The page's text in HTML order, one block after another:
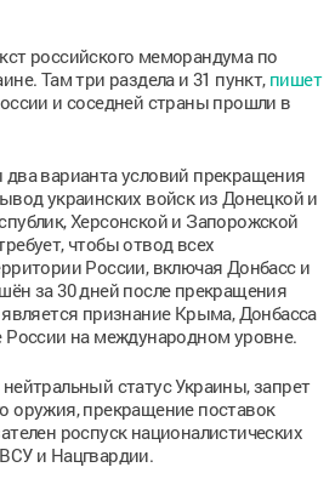
российского меморандума по
Там три раздела и 31 пункт, пишет
и соседней страны прошли в
варианта условий прекращения
украинских войск из Донецкой и
Херсонской и Запорожской
чтобы отвод всех
России, включая Донбасс и
за 30 дней после прекращения
признание Крыма, Донбасса
России на международном уровне.
статус Украины, запрет
оружия, прекращение поставок
роспуск националистических
и Нацгвардии.